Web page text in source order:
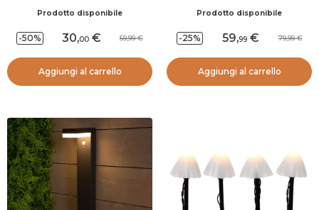
Prodotto disponibile
-50% 30,00 59,99
Aggiungi al carrello
Prodotto disponibile
-25% 59,99 79,99
Aggiungi al carrello